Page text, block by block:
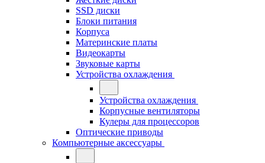
SSD диски
Блоки питания
Корпуса
Материнские платы
Видеокарты
Звуковые карты
Устройства охлаждения
Устройства охлаждения
Корпусные вентиляторы
Кулеры для процессоров
Оптические приводы
Компьютерные аксессуары